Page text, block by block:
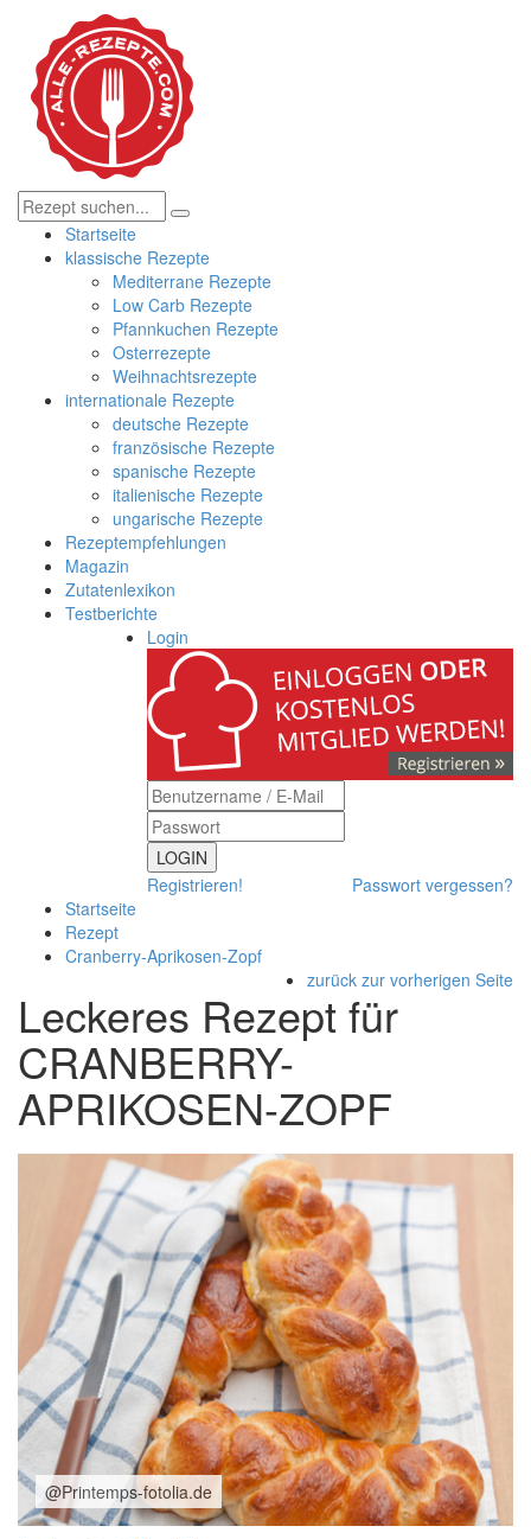
Startseite
klassische Rezepte
Mediterrane Rezepte
Low Carb Rezepte
Pfannkuchen Rezepte
Osterrezepte
Weihnachtsrezepte
internationale Rezepte
deutsche Rezepte
französische Rezepte
spanische Rezepte
italienische Rezepte
ungarische Rezepte
Rezeptempfehlungen
Magazin
Zutatenlexikon
Testberichte
Login
LOGIN
Registrieren!
Passwort vergessen?
Startseite
Rezept
Cranberry-Aprikosen-Zopf
zurück zur vorherigen Seite
Leckeres Rezept für
CRANBERRY-
APRIKOSEN-ZOPF
@Printemps-fotolia.de